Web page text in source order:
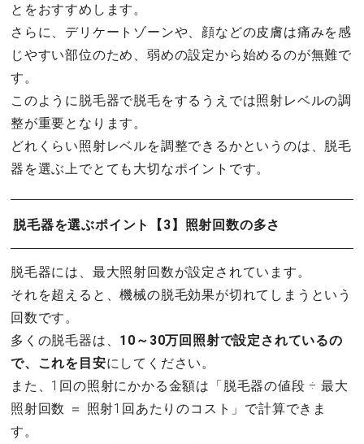
とをおすすめします。
さらに、デリケートゾーンや、顔などの皮膚は痛みを感
じやすい部位のため、弱めの設定から始めるのが無難で
す。
このように脱毛器で脱毛をするうえでは照射レベルの調
整が重要となります。
どれくらい照射レベルを調整できるかというのは、脱毛
器を選ぶ上でとても大切なポイントです。
脱毛器を選ぶポイント【3】照射回数の多さ
脱毛器には、最大照射回数が設定されています。
それを超えると、機械の脱毛効果が切れてしまうという
回数です。
多くの脱毛器は、 10～30万回照射で設定されているの
で、これを目安にしてください。
また、1回の照射にかかる金額は「脱毛器の値段 ÷ 最大
照射回数 ＝ 照射1回あたりのコスト」で計算できま
す。